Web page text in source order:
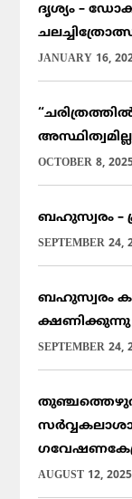
ദൃശ്യം –
JANUARY 16,
OCTOBER 8,
ബഹുസ്വരം –
SEPTEMBER 24,
ബഹുസ്വരം
ക്ഷണിക്കുന്നു
SEPTEMBER 24,
AUGUST 12, 2025